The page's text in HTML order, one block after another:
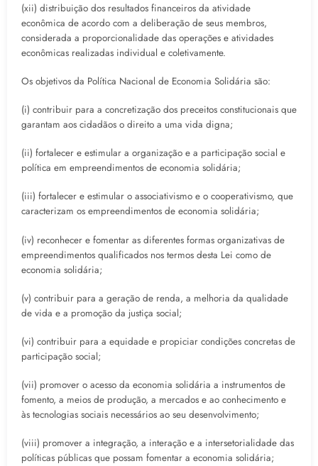
(xii) distribuição dos resultados financeiros da atividade
econômica de acordo com a deliberação de seus membros,
considerada a proporcionalidade das operações e atividades
econômicas realizadas individual e coletivamente.
Os objetivos da Política Nacional de Economia Solidária são:
(i) contribuir para a concretização dos preceitos constitucionais que
garantam aos cidadãos o direito a uma vida digna;
(ii) fortalecer e estimular a organização e a participação social e
política em empreendimentos de economia solidária;
(iii) fortalecer e estimular o associativismo e o cooperativismo, que
caracterizam os empreendimentos de economia solidária;
(iv) reconhecer e fomentar as diferentes formas organizativas de
empreendimentos qualificados nos termos desta Lei como de
economia solidária;
(v) contribuir para a geração de renda, a melhoria da qualidade
de vida e a promoção da justiça social;
(vi) contribuir para a equidade e propiciar condições concretas de
participação social;
(vii) promover o acesso da economia solidária a instrumentos de
fomento, a meios de produção, a mercados e ao conhecimento e
às tecnologias sociais necessários ao seu desenvolvimento;
(viii) promover a integração, a interação e a intersetorialidade das
políticas públicas que possam fomentar a economia solidária;